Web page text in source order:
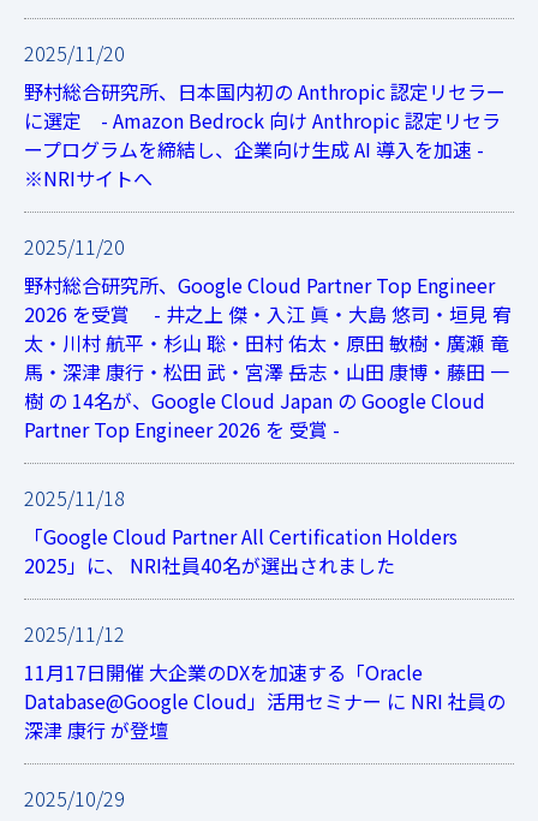
2025/11/20
野村総合研究所、日本国内初の Anthropic 認定リセラー
に選定 - Amazon Bedrock 向け Anthropic 認定リセラ
ープログラムを締結し、企業向け生成 AI 導入を加速 -
※NRIサイトへ
2025/11/20
野村総合研究所、Google Cloud Partner Top Engineer
2026 を受賞 - 井之上 傑・入江 眞・大島 悠司・垣見 宥
太・川村 航平・杉山 聡・田村 佑太・原田 敏樹・廣瀬 竜
馬・深津 康行・松田 武・宮澤 岳志・山田 康博・藤田 一
樹 の 14名が、Google Cloud Japan の Google Cloud
Partner Top Engineer 2026 を 受賞 -
2025/11/18
「Google Cloud Partner All Certification Holders
2025」に、 NRI社員40名が選出されました
2025/11/12
11月17日開催 大企業のDXを加速する「Oracle
Database@Google Cloud」活用セミナー に NRI 社員の
深津 康行 が登壇
2025/10/29